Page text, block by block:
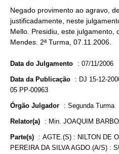
Negado provimento ao agravo,
justificadamente, neste
Mello. Presidiu, este julgamento,
Mendes. 2ª Turma, 07.11.2006.
Data do Julgamento : 07/11/2006
Data da Publicação : DJ 15-12-
05 PP-00963
Órgão Julgador : Segunda Turma
Relator(a) : Min. JOAQUIM
Parte(s) : AGTE.(S) : NILTON DE
PEREIRA DA SILVA AGDO.(A/S) :